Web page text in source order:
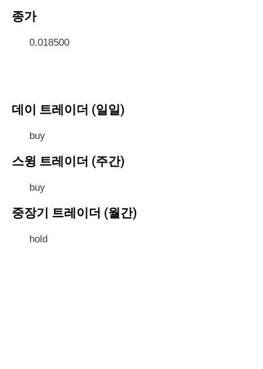
종가
0.018500
데이 트레이더 (일일)
buy
스윙 트레이더 (주간)
buy
중장기 트레이더 (월간)
hold